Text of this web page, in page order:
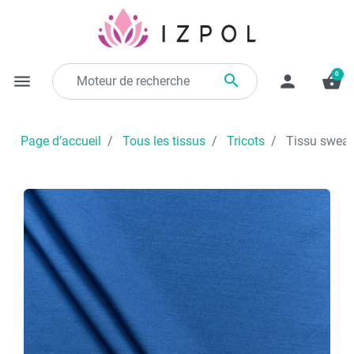
menu  person shopping_basket
0
Page d’accueil Tous les tissus Tricots Tissu